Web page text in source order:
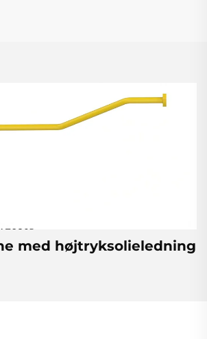
med højtryksolieledning